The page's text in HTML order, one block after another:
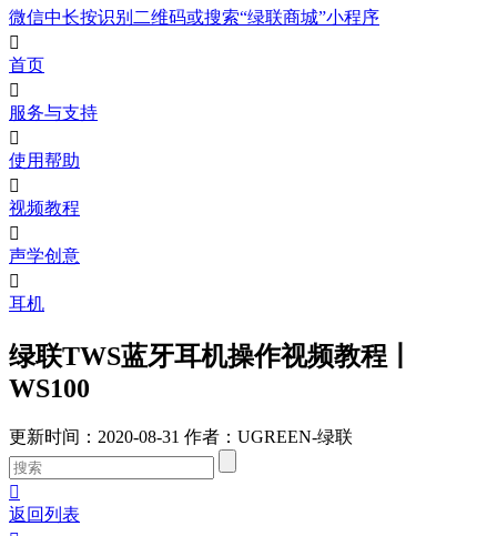
微信中长按识别二维码或搜索“绿联商城”小程序

首页

服务与支持

使用帮助

视频教程

声学创意

耳机
绿联TWS蓝牙耳机操作视频教程丨
WS100
更新时间：2020-08-31 作者：UGREEN-绿联

返回列表